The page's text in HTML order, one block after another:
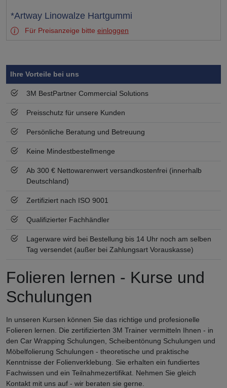
Test
*Artway Linowalze Hartgummi
Für Preisanzeige bitte einloggen
Ihre Vorteile bei uns
3M BestPartner Commercial Solutions
Preisschutz für unsere Kunden
Persönliche Beratung und Betreuung
Keine Mindestbestellmenge
Ab 300 € Nettowarenwert versandkostenfrei (innerhalb
Deutschland)
Zertifiziert nach ISO 9001
Qualifizierter Fachhändler
Lagerware wird bei Bestellung bis 14 Uhr noch am selben
Tag versendet (außer bei Zahlungsart Vorauskasse)
Folieren lernen - Kurse und
Schulungen
In unseren Kursen können Sie das richtige und profesionelle
Folieren lernen. Die zertifizierten 3M Trainer vermitteln Ihnen - in
den Car Wrapping Schulungen, Scheibentönung Schulungen und
Möbelfolierung Schulungen - theoretische und praktische
Kenntnisse der Folienverklebung. Sie erhalten ein fundiertes
Fachwissen und ein Teilnahmezertifikat. Nehmen Sie gleich
Kontakt mit uns auf - wir beraten sie gerne.